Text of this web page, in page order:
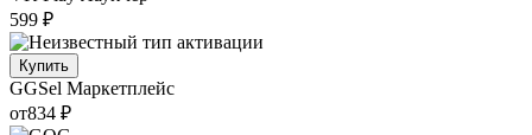
599 ₽
Купить
GGSel Маркетплейс
от834 ₽